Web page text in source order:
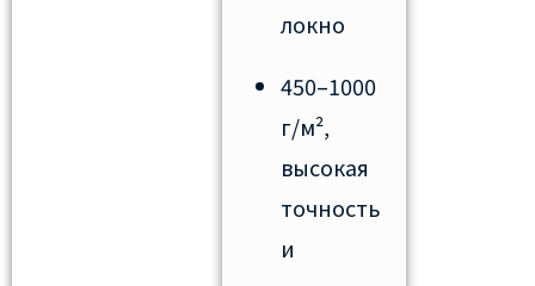
локно
450–1000
г/м²,
высокая
точность
и